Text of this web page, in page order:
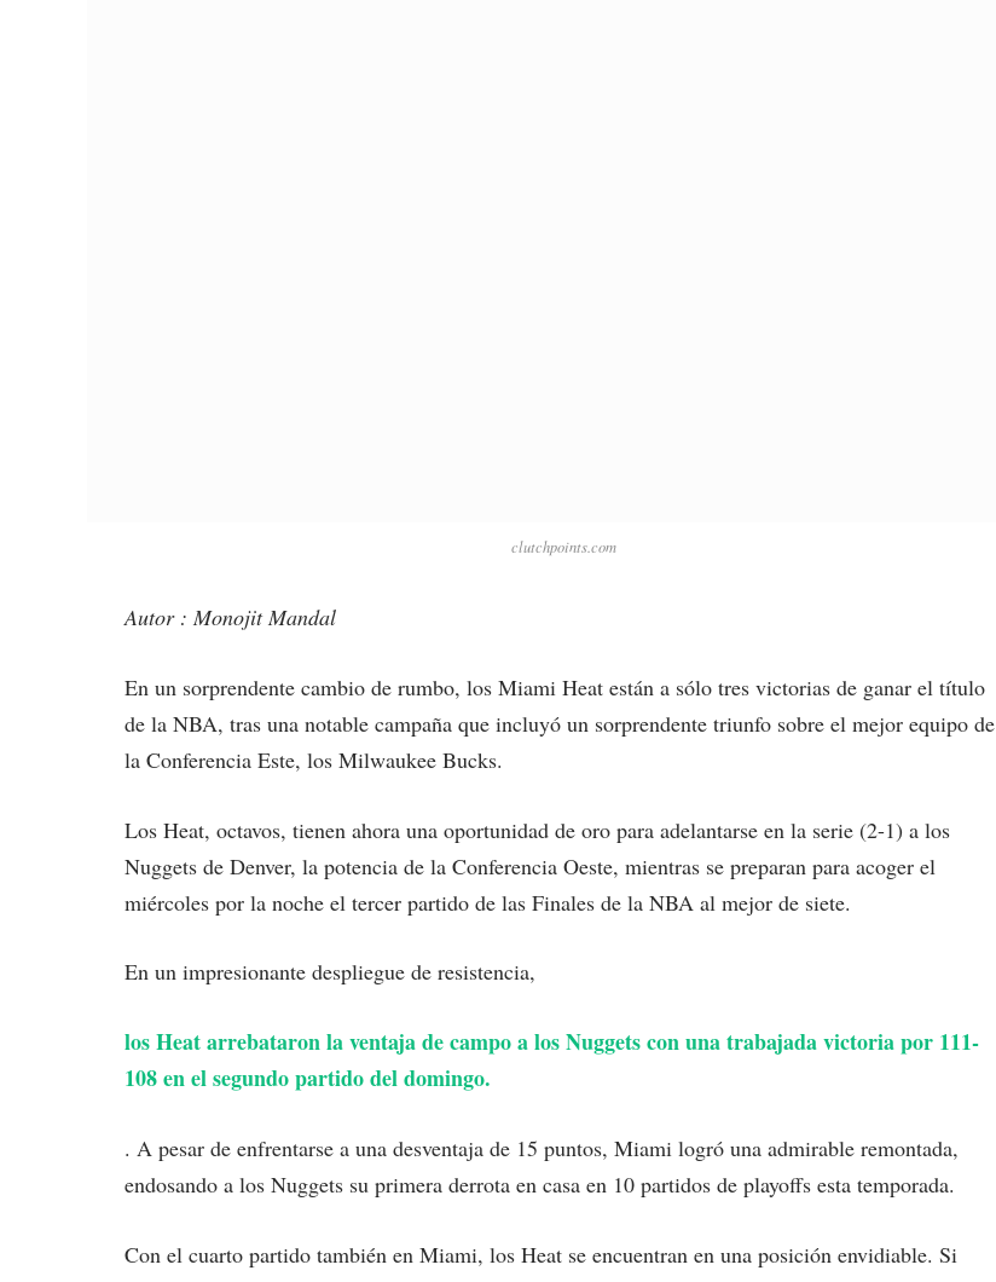
clutchpoints.com
Autor : Monojit Mandal
En un sorprendente cambio de rumbo, los Miami Heat están a sólo tres victorias de ganar el título
de la NBA, tras una notable campaña que incluyó un sorprendente triunfo sobre el mejor equipo de
la Conferencia Este, los Milwaukee Bucks.
Los Heat, octavos, tienen ahora una oportunidad de oro para adelantarse en la serie (2-1) a los
Nuggets de Denver, la potencia de la Conferencia Oeste, mientras se preparan para acoger el
miércoles por la noche el tercer partido de las Finales de la NBA al mejor de siete.
En un impresionante despliegue de resistencia,
los Heat arrebataron la ventaja de campo a los Nuggets con una trabajada victoria por 111-
108 en el segundo partido del domingo.
. A pesar de enfrentarse a una desventaja de 15 puntos, Miami logró una admirable remontada,
endosando a los Nuggets su primera derrota en casa en 10 partidos de playoffs esta temporada.
Con el cuarto partido también en Miami, los Heat se encuentran en una posición envidiable. Si